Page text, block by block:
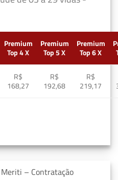
Premium
Top 4 X
Premium
Top 5 X
Premium
Top 6 X
R$
168,27
R$
192,68
R$
219,17
Meriti – Contratação